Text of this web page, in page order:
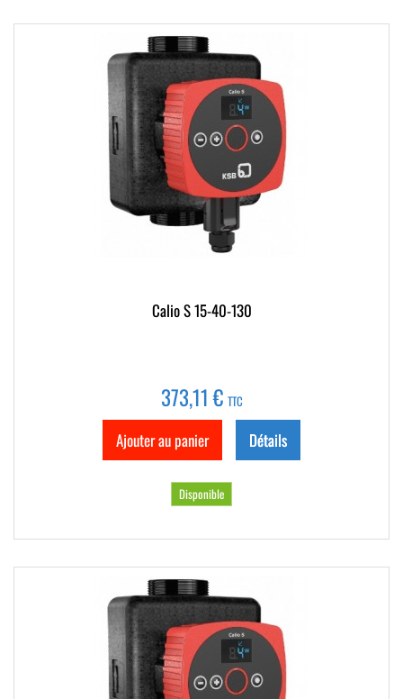
Calio S 15-40-130
373,11 € TTC
Ajouter au panier Détails
Disponible